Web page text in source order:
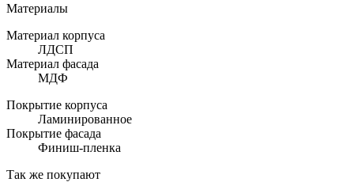
Материалы
Материал корпуса
ЛДСП
Материал фасада
МДФ
Покрытие корпуса
Ламинированное
Покрытие фасада
Финиш-пленка
Так же покупают